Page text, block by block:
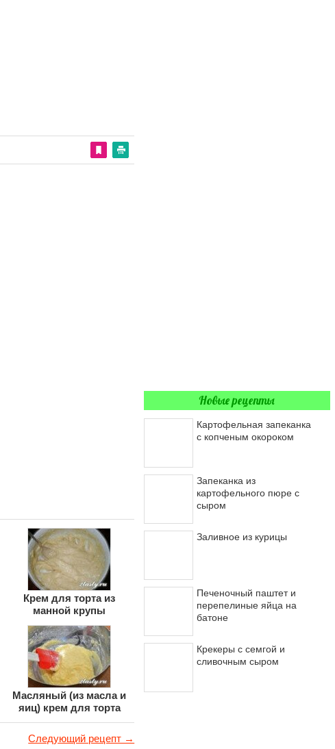
Крем для торта из
манной крупы
Масляный (из масла и
яиц) крем для торта
Следующий рецепт →
Новые рецепты
Картофельная запеканка
с копченым окороком
Запеканка из
картофельного пюре с
сыром
Заливное из курицы
Печеночный паштет и
перепелиные яйца на
батоне
Крекеры с семгой и
сливочным сыром